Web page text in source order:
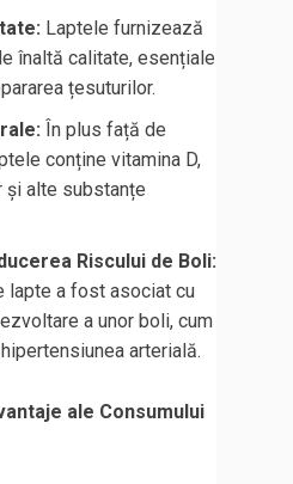
Laptele furnizează
înaltă calitate, esențiale
țesuturilor.
În plus față de
conține vitamina D,
și alte substanțe
Riscului de Boli:
lapte a fost asociat cu
a unor boli, cum
arterială.
ale Consumului